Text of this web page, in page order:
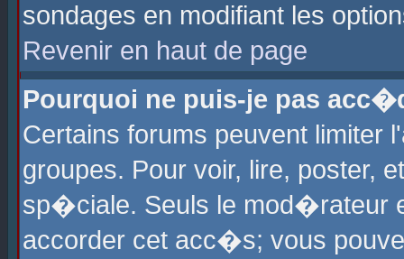
sondages en modifiant les
Revenir en haut de page
Pourquoi ne puis-je pas
Certains forums peuvent
groupes. Pour voir, lire, poster,
sp�ciale. Seuls le mod�rateur
accorder cet acc�s; vous